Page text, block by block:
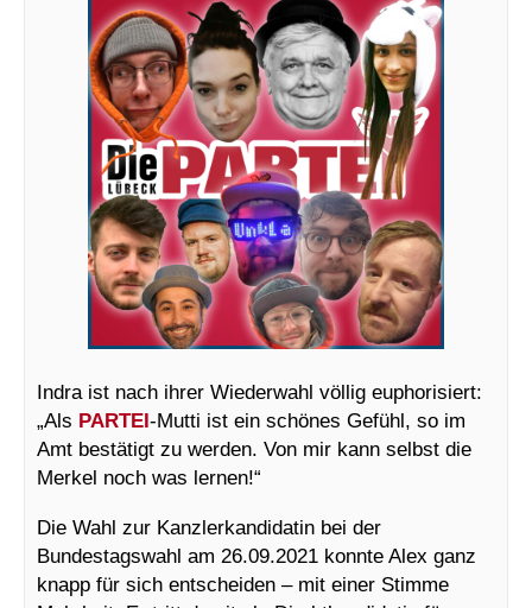
Indra ist nach ihrer Wiederwahl völlig euphorisiert:
„Als PARTEI-Mutti ist ein schönes Gefühl, so im
Amt bestätigt zu werden. Von mir kann selbst die
Merkel noch was lernen!“
Die Wahl zur Kanzlerkandidatin bei der
Bundestagswahl am 26.09.2021 konnte Alex ganz
knapp für sich entscheiden – mit einer Stimme